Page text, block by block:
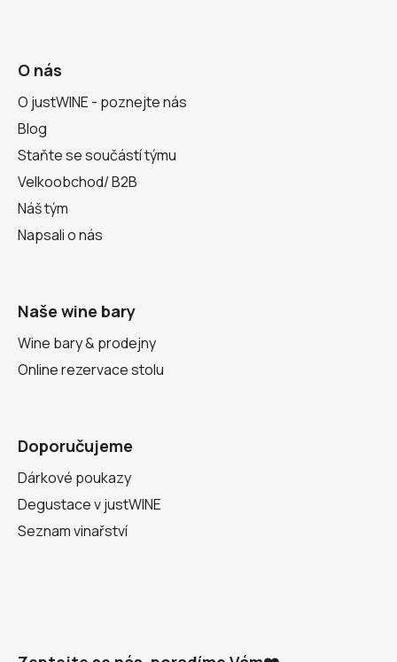
O nás
O justWINE - poznejte nás
Blog
Staňte se součástí týmu
Velkoobchod/ B2B
Náš tým
Napsali o nás
Naše wine bary
Wine bary & prodejny
Online rezervace stolu
Doporučujeme
Dárkové poukazy
Degustace v justWINE
Seznam vinařství